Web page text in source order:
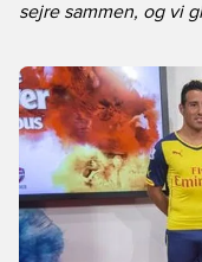
sejre sammen, og vi